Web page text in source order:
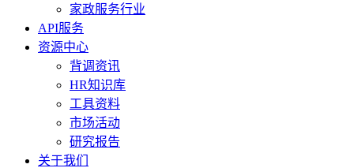
家政服务行业
API服务
资源中心
背调资讯
HR知识库
工具资料
市场活动
研究报告
关于我们